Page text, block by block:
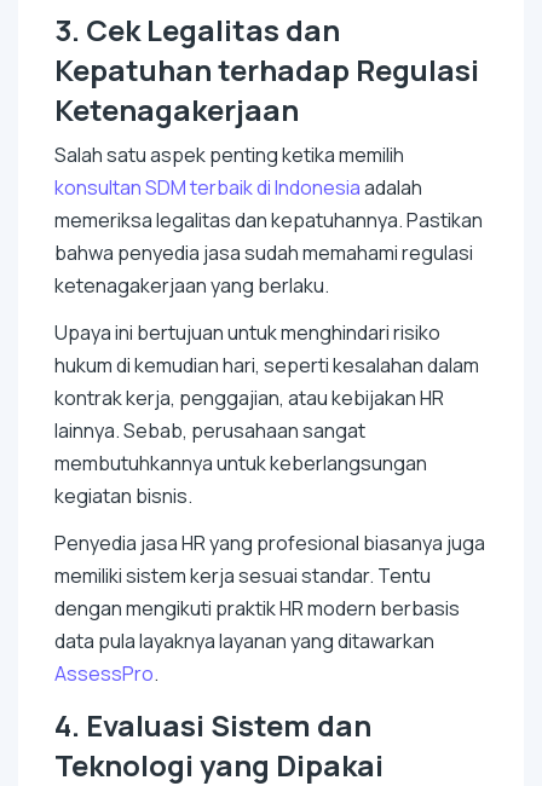
3. Cek Legalitas dan
Kepatuhan terhadap Regulasi
Ketenagakerjaan
Salah satu aspek penting ketika memilih
konsultan SDM terbaik di Indonesiaadalah
memeriksa legalitas dan kepatuhannya. Pastikan
bahwa penyedia jasa sudah memahami regulasi
ketenagakerjaan yang berlaku.
Upaya ini bertujuan untuk menghindari risiko
hukum di kemudian hari, seperti kesalahan dalam
kontrak kerja, penggajian, atau kebijakan HR
lainnya. Sebab, perusahaan sangat
membutuhkannya untuk keberlangsungan
kegiatan bisnis.
Penyedia jasa HR yang profesional biasanya juga
memiliki sistem kerja sesuai standar. Tentu
dengan mengikuti praktik HR modern berbasis
data pula layaknya layanan yang ditawarkan
AssessPro.
4. Evaluasi Sistem dan
Teknologi yang Dipakai